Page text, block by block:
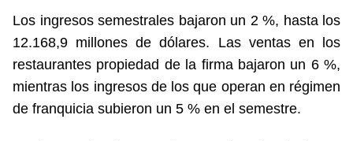
Los ingresos semestrales bajaron un 2 %, hasta los
12.168,9 millones de dólares. Las ventas en los
restaurantes propiedad de la firma bajaron un 6 %,
mientras los ingresos de los que operan en régimen
de franquicia subieron un 5 % en el semestre.